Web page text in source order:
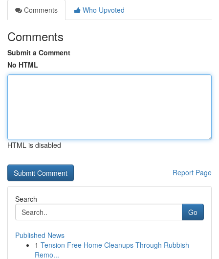
Comments
Who Upvoted
Comments
Submit a Comment
No HTML
HTML is disabled
Report Page
Search
Go
Published News
1 Tension Free Home Cleanups Through Rubbish
Remo...